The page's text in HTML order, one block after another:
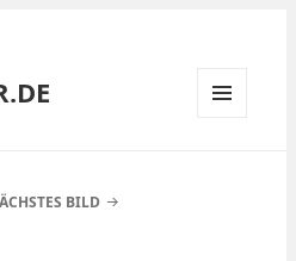
BILD